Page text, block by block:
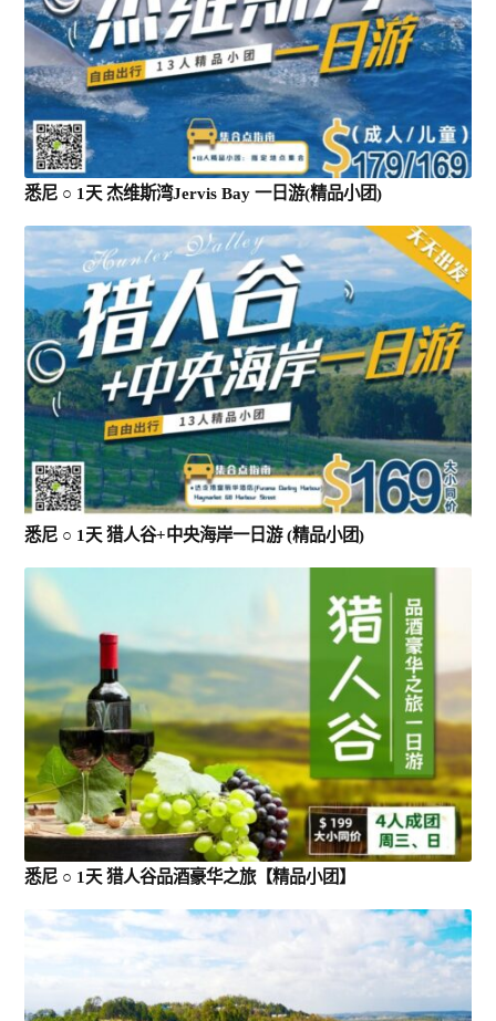
悉尼 ○ 1天 杰维斯湾Jervis Bay 一日游(精品小团)
悉尼 ○ 1天 猎人谷+中央海岸一日游 (精品小团)
悉尼 ○ 1天 猎人谷品酒豪华之旅【精品小团】